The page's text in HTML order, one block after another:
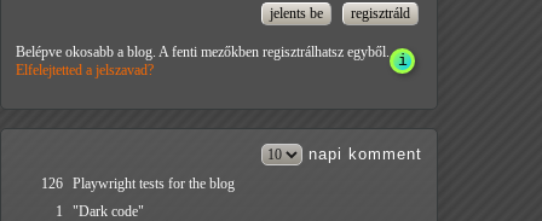
Belépve okosabb a blog. A fenti mezőkben regisztrálhatsz egyből.
Elfelejtetted a jelszavad?
napi komment
126 Playwright tests for the blog
1
"Dark code"